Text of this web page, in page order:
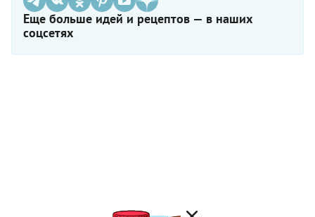
Еще больше идей и рецептов — в наших
соцсетях